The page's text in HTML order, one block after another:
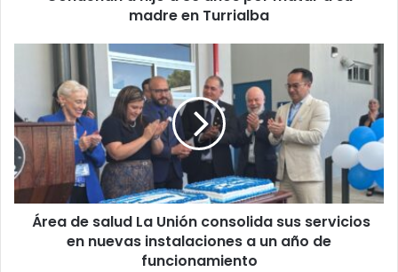
madre en Turrialba
La
Unión
consolida
sus
servicios
en
nuevas
instalaciones
Área de salud La Unión consolida sus servicios
en nuevas instalaciones a un año de
funcionamiento